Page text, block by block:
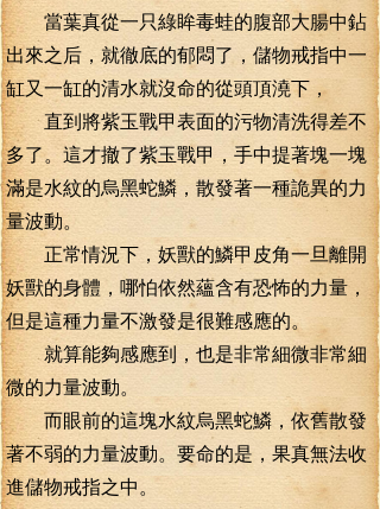
當葉真從一只綠眸毒蛙的腹部大腸中鉆
出來之后，就徹底的郁悶了，儲物戒指中一
缸又一缸的清水就沒命的從頭頂澆下，
直到將紫玉戰甲表面的污物清洗得差不
多了。這才撤了紫玉戰甲，手中提著塊一塊
滿是水紋的烏黑蛇鱗，散發著一種詭異的力
量波動。
正常情況下，妖獸的鱗甲皮角一旦離開
妖獸的身體，哪怕依然蘊含有恐怖的力量，
但是這種力量不激發是很難感應的。
就算能夠感應到，也是非常細微非常細
微的力量波動。
而眼前的這塊水紋烏黑蛇鱗，依舊散發
著不弱的力量波動。要命的是，果真無法收
進儲物戒指之中。